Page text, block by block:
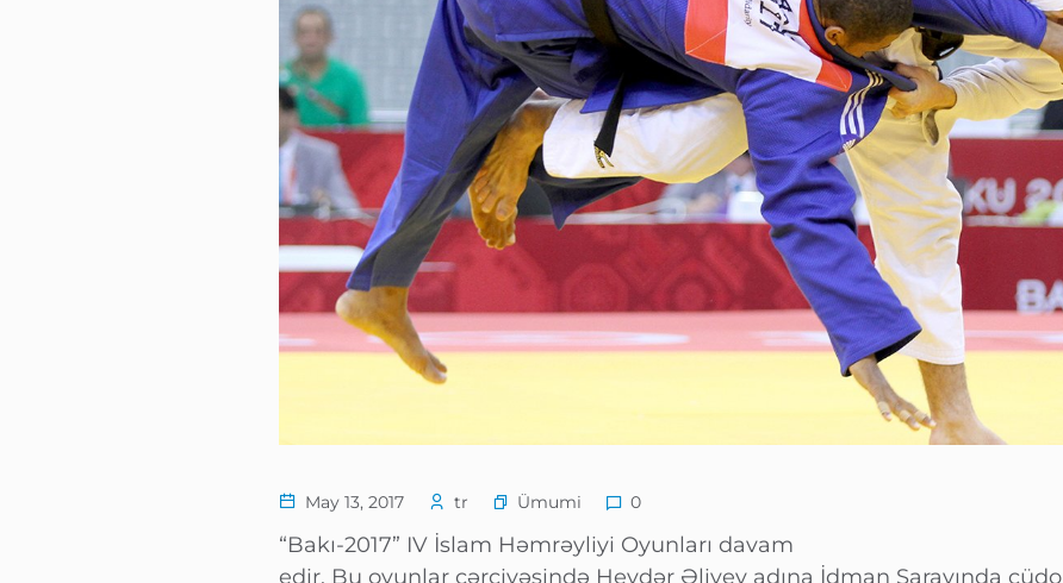
May 13, 2017 tr Ümumi 0
“Bakı-2017” IV İslam Həmrəyliyi Oyunları davam
edir. Bu oyunlar çərçivəsində Heydər Əliyev adına İdman Sarayında cüdo